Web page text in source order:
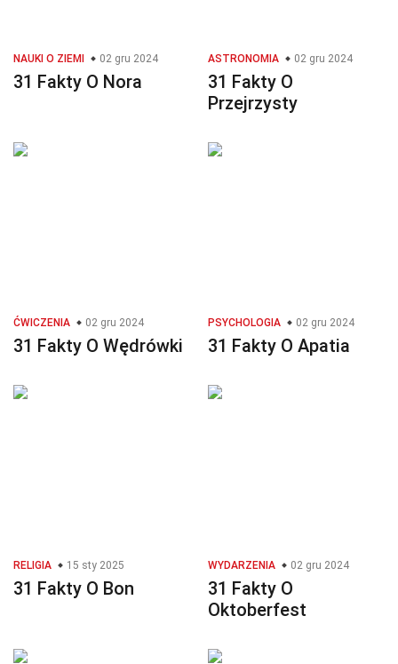
NAUKI O ZIEMI 02 gru 2024
31 Fakty O Nora
ASTRONOMIA 02 gru 2024
31 Fakty O
Przejrzysty
ĆWICZENIA 02 gru 2024
31 Fakty O Wędrówki
PSYCHOLOGIA 02 gru 2024
31 Fakty O Apatia
RELIGIA 15 sty 2025
31 Fakty O Bon
WYDARZENIA 02 gru 2024
31 Fakty O
Oktoberfest